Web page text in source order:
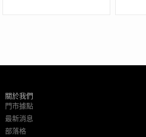
關於我們
門市據點
最新消息
部落格